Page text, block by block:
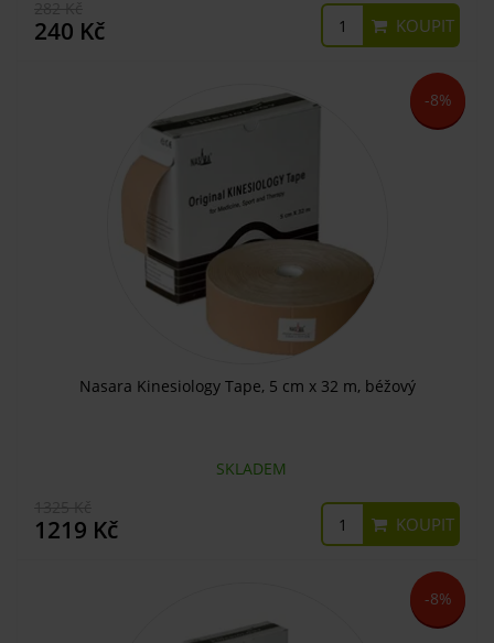
240 Kč KOUPIT
-8%
Nasara Kinesiology Tape, 5 cm x 32 m, béžový
SKLADEM
1219 Kč KOUPIT
-8%